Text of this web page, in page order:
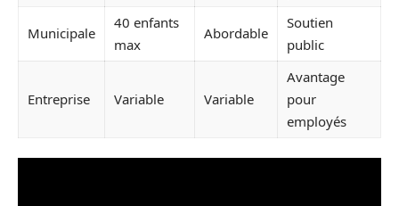
Municipale
40 enfants
max
Abordable
Soutien
public
Entreprise Variable Variable
Avantage
pour
employés